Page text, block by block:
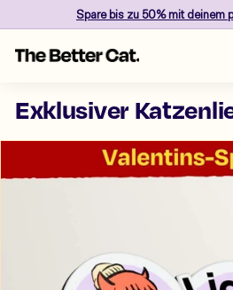
zum
Inhalt
Pause
Sparebis zu 50%mit deinem
T
e
B
e
t
Exklusiver